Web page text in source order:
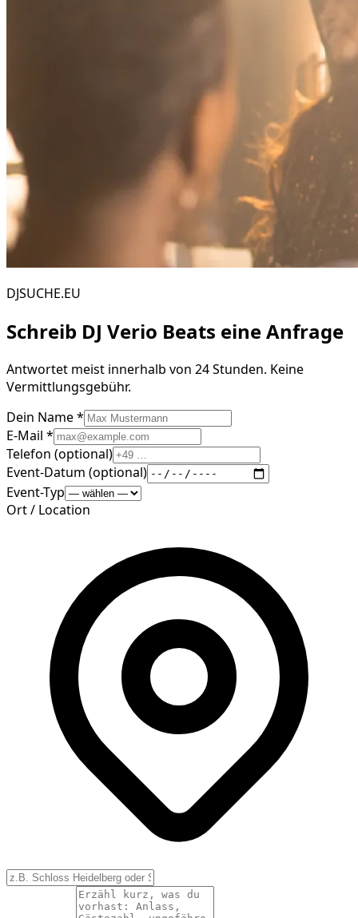
DJSUCHE.EU
Schreib DJ Verio Beats eine Anfrage
Antwortet meist innerhalb von 24 Stunden. Keine
Vermittlungsgebühr.
Dein Name *
E-Mail *
Telefon (optional)
Event-Datum (optional)
Event-Typ
Ort / Location